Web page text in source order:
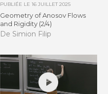
PUBLIÉE LE 16 JUILLET 2025
Geometry of Anosov Flows
and Rigidity (2/4)
De Simion Filip